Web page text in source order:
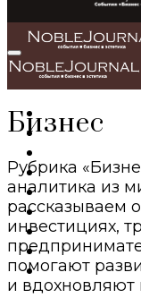
ГЛАВНАЯ
СОБЫТИЯ
ПЕРСОНЫ
ИНТЕРЬЕР
LIFESTYLE
IT
ART
TRAVEL
Бизнес
Рубрика
аналитика из
рассказываем
инвестициях,
помогают
и вдохновляют